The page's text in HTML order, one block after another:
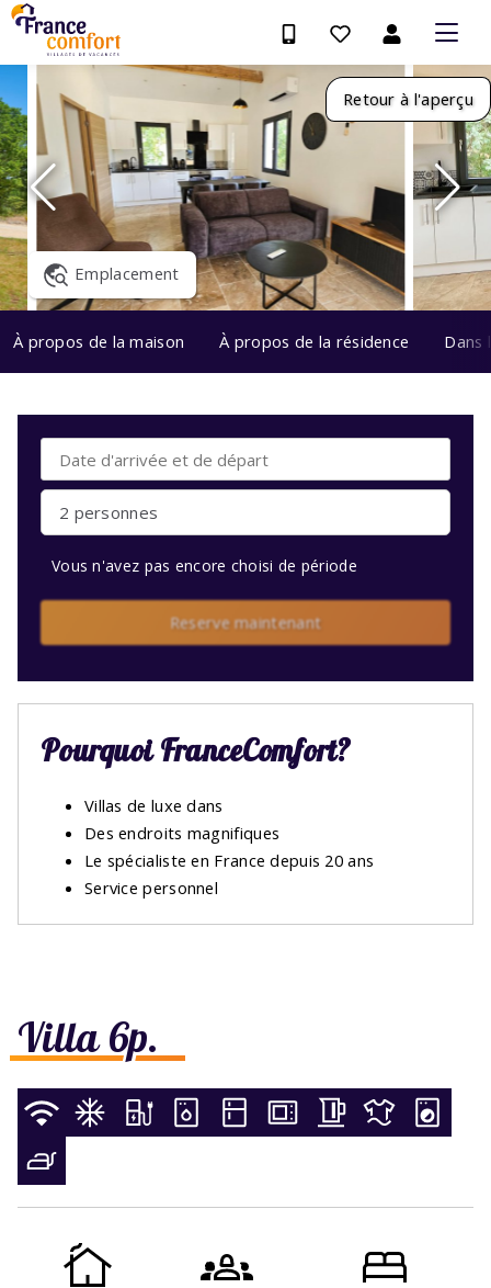
Retour à l'aperçu
Emplacement
À propos de la maison À propos de la résidence Dans
Villa 6p.
2 personnes
Vous n'avez pas encore choisi de période
Reserve maintenant
Pourquoi FranceComfort?
Villas de luxe dans
Des endroits magnifiques
Le spécialiste en France depuis 20 ans
Service personnel